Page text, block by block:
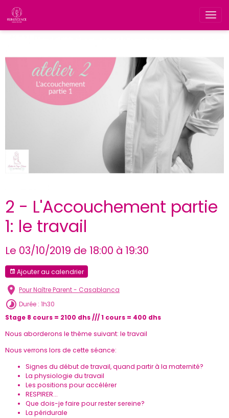
2 - L'Accouchement partie
1: le travail
Le 03/10/2019 de 18:00 à 19:30
Ajouter au calendrier
Pour Naître Parent - Casablanca
Durée : 1h30
Stage 8 cours = 2100 dhs /// 1 cours = 400 dhs
Nous aborderons le thème suivant: le travail
Nous verrons lors de cette séance:
Signes du début de travail, quand partir à la maternité?
La physiologie du travail
Les positions pour accélérer
RESPIRER...
Que dois-je faire pour rester sereine?
La péridurale